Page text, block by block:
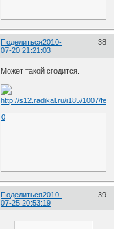
Поделиться 38
2010-
07-20 21:21:03
Может такой сгодится.
0
Поделиться 39
2010-
07-25 20:53:19